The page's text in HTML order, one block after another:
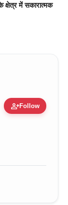
में सकारात्मक
person_addFollow
Figure